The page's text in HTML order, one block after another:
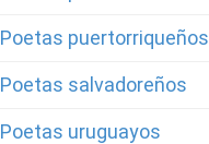
Poetas puertorriqueños
Poetas salvadoreños
Poetas uruguayos